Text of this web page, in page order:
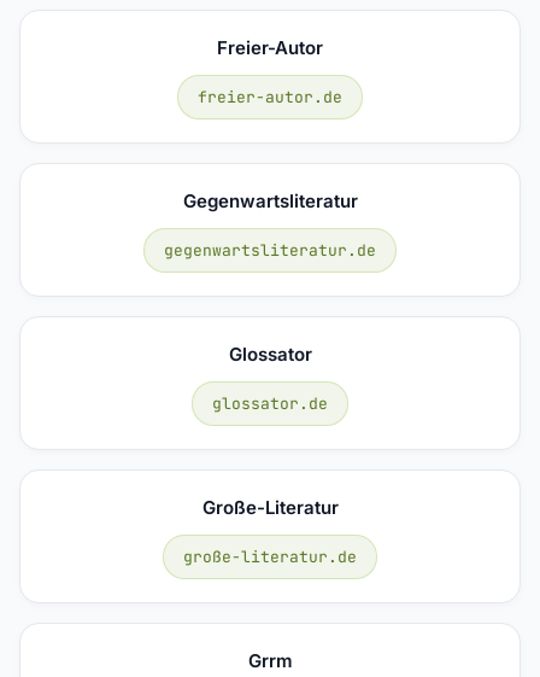
Freier-Autor
freier-autor.de
Gegenwartsliteratur
gegenwartsliteratur.de
Glossator
glossator.de
Große-Literatur
große-literatur.de
Grrm